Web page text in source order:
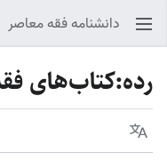
دانشنامه فقه معاصر
رده:کتاب‌های
زبان